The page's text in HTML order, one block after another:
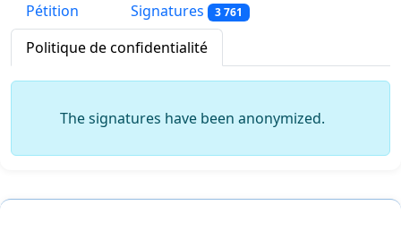
Pétition Signatures 3 761
Politique de confidentialité
The signatures have been anonymized.